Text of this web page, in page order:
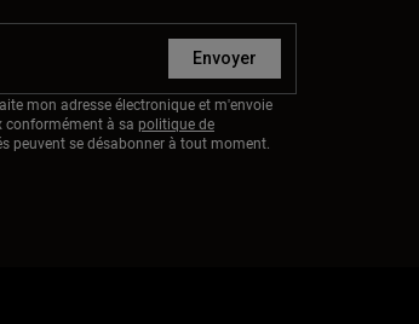
Envoyer
mon adresse électronique et m'envoie
conformément à sa politique de
peuvent se désabonner à tout moment.